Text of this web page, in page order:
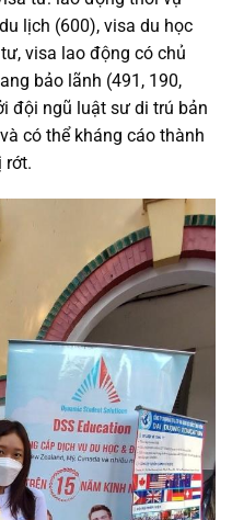
lịch (600), visa du học
visa lao động có chủ
bảo lãnh (491, 190,
đội ngũ luật sư di trú bản
có thể kháng cáo thành
rớt.